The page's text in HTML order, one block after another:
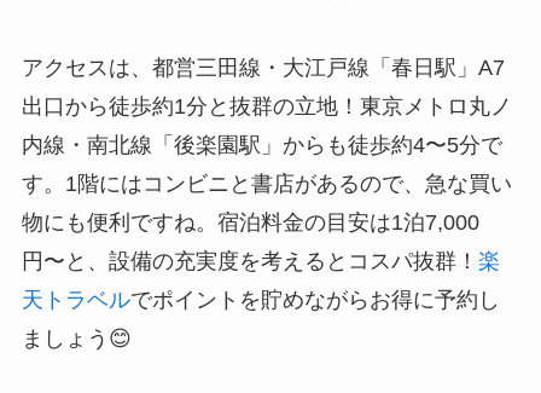
アクセスは、都営三田線・大江戸線「春日駅」A7
出口から徒歩約1分と抜群の立地！東京メトロ丸ノ
内線・南北線「後楽園駅」からも徒歩約4〜5分で
す。1階にはコンビニと書店があるので、急な買い
物にも便利ですね。宿泊料金の目安は1泊7,000
円〜と、設備の充実度を考えるとコスパ抜群！ 楽
天トラベルでポイントを貯めながらお得に予約し
ましょう😊